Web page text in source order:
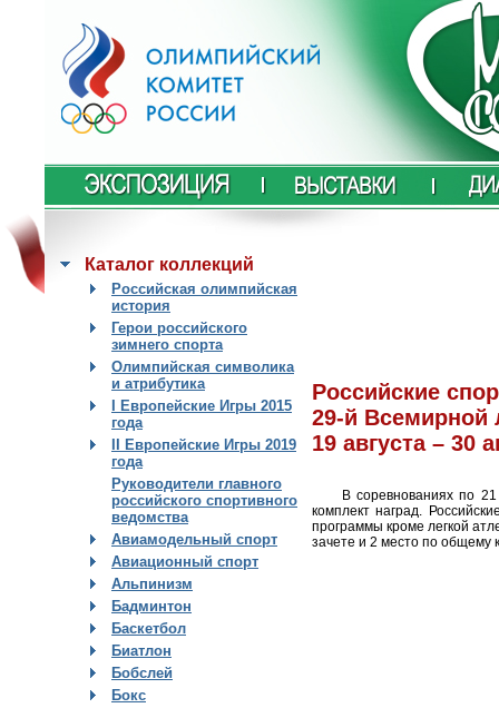
Каталог коллекций
Российская олимпийская
история
Герои российского
зимнего спорта
Олимпийская символика
и атрибутика
I Европейские Игры 2015
года
II Европейские Игры 2019
года
Руководители главного
российского спортивного
ведомства
Авиамодельный спорт
Авиационный спорт
Альпинизм
Бадминтон
Баскетбол
Биатлон
Бобслей
Бокс
Российские
29-й Всемирной
19 августа – 30
В соревнованиях по
комплект наград.
программы кроме легкой
зачете и 2 место по общему